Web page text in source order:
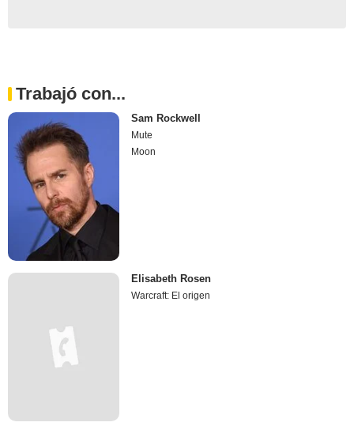
Trabajó con...
Sam Rockwell
Mute
Moon
Elisabeth Rosen
Warcraft: El origen